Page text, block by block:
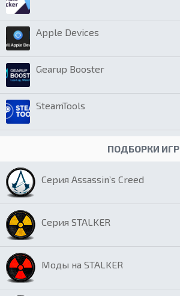
Apple Devices
Gearup Booster
SteamTools
ПОДБОРКИ ИГР
Серия Assassin’s Creed
Серия STALKER
Моды на STALKER